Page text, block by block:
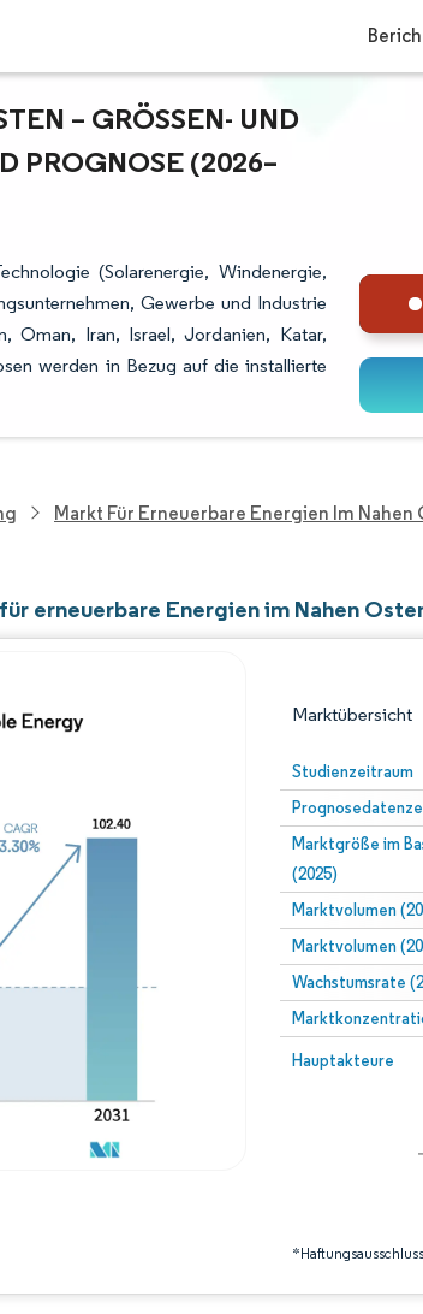
– GRÖSSEN- UND M
PROGNOSE (2026–2
(Solarenergie, Windenergie,
Gewerbe und Industrie
Oman, Iran, Israel, Jordanien, Katar,
werden in Bezug auf die installierte
Markt Für Erneuerbare Energien Im Nahen
erneuerbare Energien im Nahen
Marktübersicht
Studienzeitraum
Marktgröße im
(2025)
Marktvolumen
Marktvolumen
Wachstumsrate
Hauptakteure
Bild © Mordor
© Mordor Intelligence. Wiederverwendung erfordert